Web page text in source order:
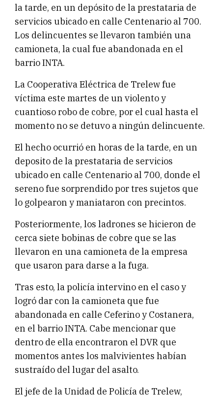
la tarde, en un depósito de la prestataria de
servicios ubicado en calle Centenario al 700.
Los delincuentes se llevaron también una
camioneta, la cual fue abandonada en el
barrio INTA.
La Cooperativa Eléctrica de Trelew fue
víctima este martes de un violento y
cuantioso robo de cobre, por el cual hasta el
momento no se detuvo a ningún delincuente.
El hecho ocurrió en horas de la tarde, en un
deposito de la prestataria de servicios
ubicado en calle Centenario al 700, donde el
sereno fue sorprendido por tres sujetos que
lo golpearon y maniataron con precintos.
Posteriormente, los ladrones se hicieron de
cerca siete bobinas de cobre que se las
llevaron en una camioneta de la empresa
que usaron para darse a la fuga.
Tras esto, la policía intervino en el caso y
logró dar con la camioneta que fue
abandonada en calle Ceferino y Costanera,
en el barrio INTA. Cabe mencionar que
dentro de ella encontraron el DVR que
momentos antes los malvivientes habían
sustraído del lugar del asalto.
El jefe de la Unidad de Policía de Trelew,